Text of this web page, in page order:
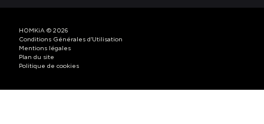
HOMKiA © 2026
Conditions Générales d'Utilisation
Mentions légales
Plan du site
Politique de cookies